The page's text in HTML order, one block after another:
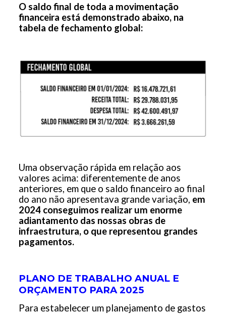
O saldo final de toda a movimentação
financeira está demonstrado abaixo, na
tabela de fechamento global:
Uma observação rápida em relação aos
valores acima: diferentemente de anos
anteriores, em que o saldo financeiro ao final
do ano não apresentava grande variação, em
2024 conseguimos realizar um enorme
adiantamento das nossas obras de
infraestrutura, o que representou grandes
pagamentos.
PLANO DE TRABALHO ANUAL E
ORÇAMENTO PARA 2025
Para estabelecer um planejamento de gastos